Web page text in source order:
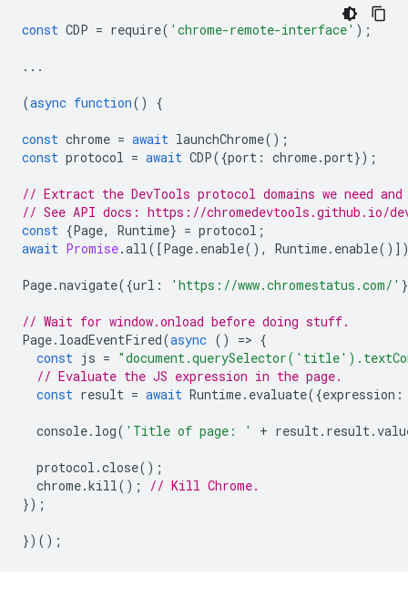
const CDP = require( 'chrome-remote-interface' );
...
(async function() {
const chrome = await launchChrome();
const protocol = await CDP({port : chrome.port});
// Extract the DevTools protocol domains we need and
// See API docs: https://chromedevtools.github.io/
const {Page, Runtime} = protocol ;
await Promise.all([Page. enable(), Runtime. enable
Page.navigate({url : 'https://www.chromestatus.com/'
// Wait for window.onload before doing stuff.
Page. loadEventFired(async () => {
const js =
// Evaluate the JS expression in the page.
const result = await Runtime. evaluate({expression :
console. log( 'Title of page: ' + result. result.
protocol .close();
chrome.kill();
// Kill Chrome.
});
})();